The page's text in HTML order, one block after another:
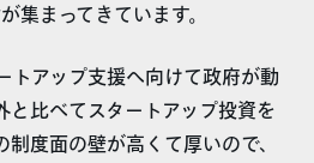
集まってきています。
トアップ支援へ向けて政府が動
と比べてスタートアップ投資を
度面の壁が高くて厚いので、